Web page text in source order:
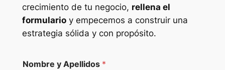
crecimiento de tu negocio, rellena el
formularioy empecemos a construir una
estrategia sólida y con propósito.
Nombre y Apellidos *